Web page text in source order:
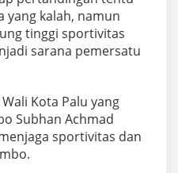
yang kalah, namun
tinggi sportivitas
sarana pemersatu
Kota Palu yang
Subhan Achmad
sportivitas dan